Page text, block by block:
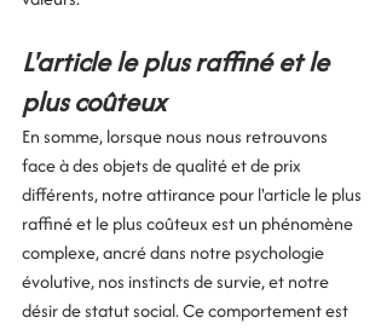
L'article le plus raffiné et le
plus coûteux
En somme, lorsque nous nous retrouvons
face à des objets de qualité et de prix
différents, notre attirance pour l'article le plus
raffiné et le plus coûteux est un phénomène
complexe, ancré dans notre psychologie
évolutive, nos instincts de survie, et notre
désir de statut social. Ce comportement est